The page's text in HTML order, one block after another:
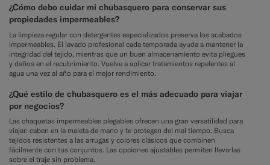
¿Cómo debo cuidar mi chubasquero para conservar sus
propiedades impermeables?
La limpieza regular con detergentes especializados preserva los acabados
impermeables. El lavado profesional cada temporada ayuda a mantener la
integridad del tejido, mientras que un buen almacenamiento evita pliegues
y daños en el recubrimiento. Vuelve a aplicar tratamientos repelentes al
agua una vez al año para el mejor rendimiento.
¿Qué estilo de chubasquero es el más adecuado para viajar
por negocios?
Las chaquetas impermeables plegables ofrecen una gran versatilidad para
viajar: caben en la maleta de mano y te protegen del mal tiempo. Busca
tejidos resistentes a las arrugas y colores clásicos que combinen
fácilmente con tus conjuntos. Las opciones ajustables permiten llevarlas
sobre el traje sin problema.